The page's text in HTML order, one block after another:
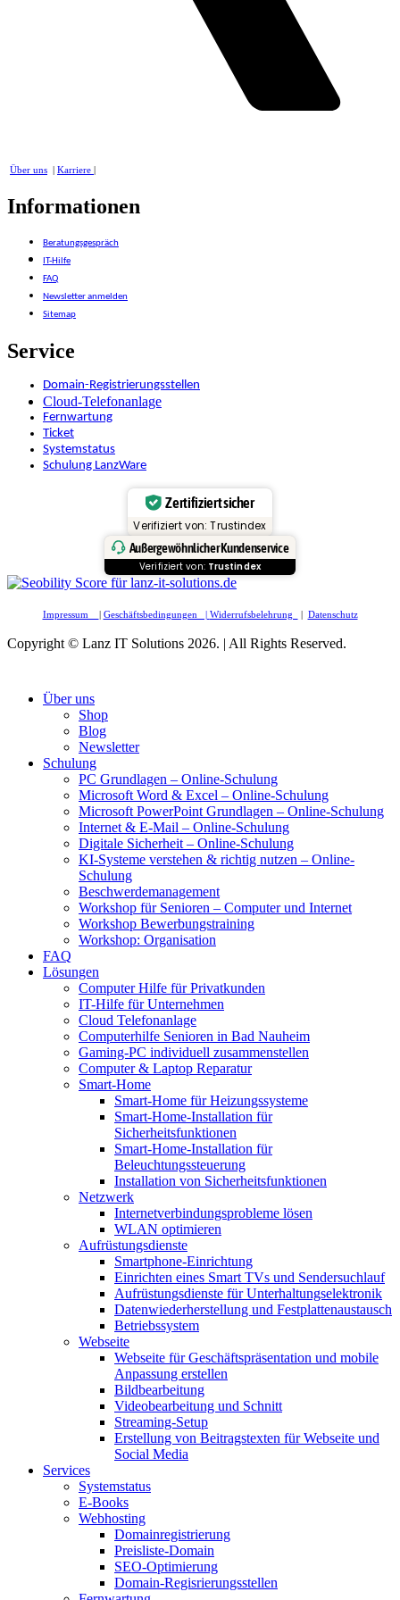
Über uns | Karriere |
Informationen
Beratungsgespräch
IT-Hilfe
FAQ
Newsletter anmelden
Sitemap
Service
Domain-Registrierungsstellen
Cloud-Telefonanlage
Fernwartung
Ticket
Systemstatus
Schulung LanzWare
Zertifiziert sicher
Verifiziert von: Trustindex
Außergewöhnlicher Kundenservice
Verifiziert von: Trustindex
Impressum | Geschäftsbedingungen | Widerrufsbelehrung | Datenschutz
Copyright © Lanz IT Solutions 2026. | All Rights Reserved.
Über uns
Shop
Blog
Newsletter
Schulung
PC Grundlagen – Online-Schulung
Microsoft Word & Excel – Online-Schulung
Microsoft PowerPoint Grundlagen – Online-Schulung
Internet & E-Mail – Online-Schulung
Digitale Sicherheit – Online-Schulung
KI-Systeme verstehen & richtig nutzen – Online-
Schulung
Beschwerdemanagement
Workshop für Senioren – Computer und Internet
Workshop Bewerbungstraining
Workshop: Organisation
FAQ
Lösungen
Computer Hilfe für Privatkunden
IT-Hilfe für Unternehmen
Cloud Telefonanlage
Computerhilfe Senioren in Bad Nauheim
Gaming-PC individuell zusammenstellen
Computer & Laptop Reparatur
Smart-Home
Smart-Home für Heizungssysteme
Smart-Home-Installation für
Sicherheitsfunktionen
Smart-Home-Installation für
Beleuchtungssteuerung
Installation von Sicherheitsfunktionen
Netzwerk
Internetverbindungsprobleme lösen
WLAN optimieren
Aufrüstungsdienste
Smartphone-Einrichtung
Einrichten eines Smart TVs und Sendersuchlauf
Aufrüstungsdienste für Unterhaltungselektronik
Datenwiederherstellung und Festplattenaustausch
Betriebssystem
Webseite
Webseite für Geschäftspräsentation und mobile
Anpassung erstellen
Bildbearbeitung
Videobearbeitung und Schnitt
Streaming-Setup
Erstellung von Beitragstexten für Webseite und
Social Media
Services
Systemstatus
E-Books
Webhosting
Domainregistrierung
Preisliste-Domain
SEO-Optimierung
Domain-Regisrierungsstellen